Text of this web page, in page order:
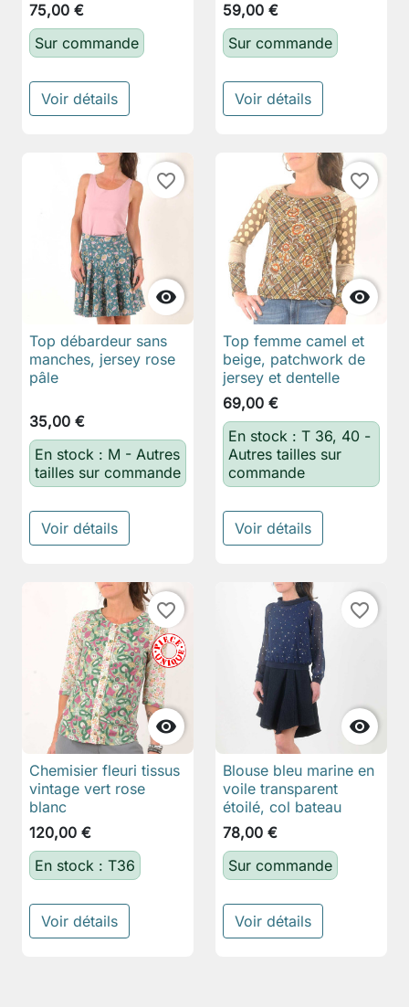
75,00 €
Sur commande
Voir détails
59,00 €
Sur commande
Voir détails

favorite_border
Top débardeur sans
manches, jersey rose
pâle
35,00 €
En stock : M - Autres
tailles sur commande
Voir détails

favorite_border
Top femme camel et
beige, patchwork de
jersey et dentelle
69,00 €
En stock : T 36, 40 -
Autres tailles sur
commande
Voir détails

favorite_border
Chemisier fleuri tissus
vintage vert rose
blanc
120,00 €
En stock : T36
Voir détails

favorite_border
Blouse bleu marine en
voile transparent
étoilé, col bateau
78,00 €
Sur commande
Voir détails